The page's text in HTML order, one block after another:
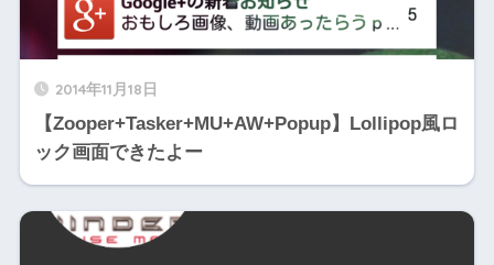
2014年11月18日
【Zooper+Tasker+MU+AW+Popup】Lollipop風ロ
ック画面できたよー